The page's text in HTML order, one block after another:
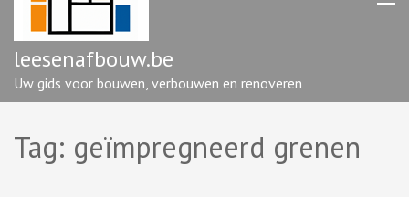
enter)
leesenafbouw.be
Uw gids voor bouwen, verbouwen en renoveren
Tag: geïmpregneerd grenen